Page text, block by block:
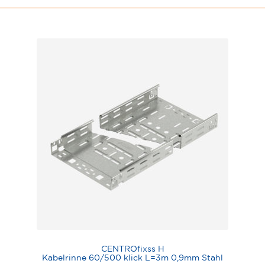
CENTROfixss H
Kabelrinne 60/500 klick L=3m 0,9mm Stahl